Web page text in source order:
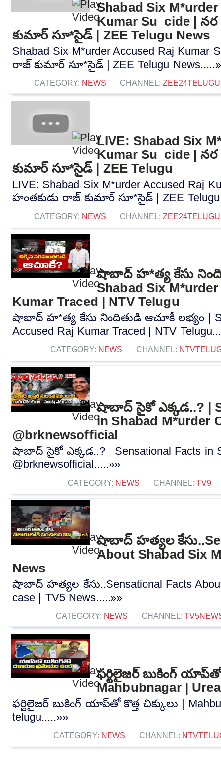
Shabad Six
Kumar Su_cide |
కుమార్ సూ*సైడ్ | ZEE Telugu News
Shabad Six M*urder Accused Raj Kumar
రాజ్ కుమార్ సూ*సైడ్ | ZEE Telugu
CATEGORY: NEWS CHANNEL:
LIVE: Shabad Six
Kumar Su_cide |
కుమార్ సూ*సైడ్ | ZEE Telugu
LIVE: Shabad Six M*urder Accused Raj
హంతకుడు రాజ్ కుమార్ సూ*సైడ్ | ZEE
CATEGORY: NEWS CHANNEL:
షాబాద్ హ*త్య కేసు
Shabad Six
Kumar Traced | NTV Telugu
షాబాద్ హ*త్య కేసు నిందితుడి ఆచూకీ లభ్యం |
Accused Raj Kumar Traced | NTV
CATEGORY: NEWS CHANNEL:
షాబాద్‌ సైకో ఎక్కడ..? |
in Shabad M*urder
@brknewsofficial
షాబాద్‌ సైకో ఎక్కడ..? | Sensational Facts in
@brknewsofficial.....»»
CATEGORY: NEWS CHANNEL: TV9
షాబాద్ హత్యల
About Shabad Six
News
షాబాద్ హత్యల కేసు..Sensational Facts
case | TV5 News.....»»
CATEGORY: NEWS CHANNEL:
ఫర్టిలైజర్ బుకింగ్ యాప్‌తో
Mahbubnagar |
ఫర్టిలైజర్ బుకింగ్ యాప్‌తో కొత్త చిక్కులు |
telugu.....»»
CATEGORY: NEWS CHANNEL: